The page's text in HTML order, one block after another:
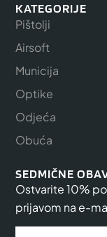
KATEGORIJE
Pištolji
Airsoft
Municija
Optike
Odjeća
Obuća
SEDMIČNE
Ostvarite 10%
prijavom na e-